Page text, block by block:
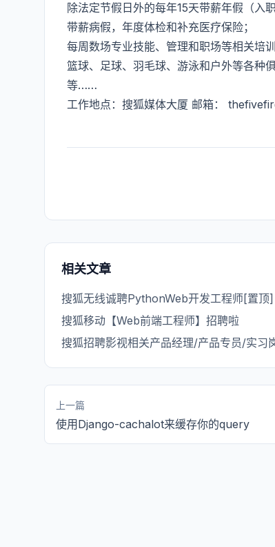
除法定节假日外的每年15天带薪年假（入
带薪病假，年度体检和补充医疗保险；
每周数场专业技能、管理和职场等相关培训
篮球、足球、羽毛球、游泳和户外等各种
等……
工作地点：搜狐媒体大厦 邮箱：
相关文章
搜狐无线诚聘PythonWeb开发工程师[置顶]
搜狐移动【Web前端工程师】招聘啦
搜狐招聘影视相关产品经理/产品专员/实习
上一篇
使用Django-cachalot来缓存你的query